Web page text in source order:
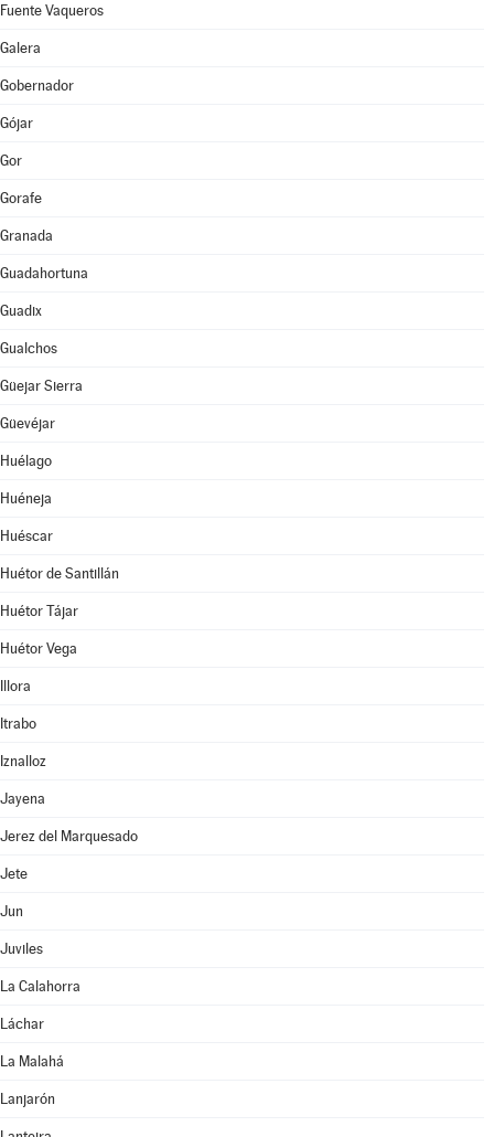
Fuente Vaqueros
Galera
Gobernador
Gójar
Gor
Gorafe
Granada
Guadahortuna
Guadix
Gualchos
Güejar Sierra
Güevéjar
Huélago
Huéneja
Huéscar
Huétor de Santillán
Huétor Tájar
Huétor Vega
Illora
Itrabo
Iznalloz
Jayena
Jerez del Marquesado
Jete
Jun
Juviles
La Calahorra
Láchar
La Malahá
Lanjarón